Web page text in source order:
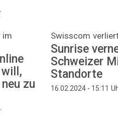
im
zu
Swisscom
Sunrise
Schweizer
Standorte
16.02.2024 - 15:11